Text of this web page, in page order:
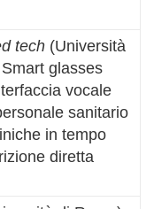
tech (Università
glasses
vocale
sanitario
in tempo
diretta